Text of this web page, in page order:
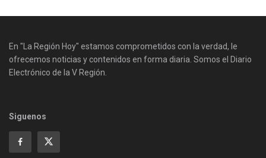
En "La Región Hoy" estamos comprometidos con la verdad, le
ofrecemos noticias y contenidos en forma diaria. Somos el Diario
Electrónico de la V Región.
Siguenos